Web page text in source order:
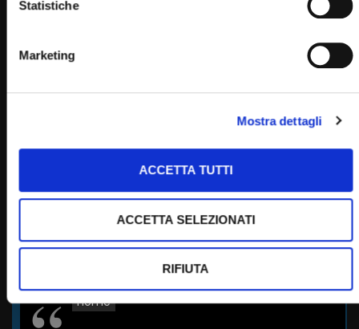
Statistiche
Marketing
Mostra dettagli
ACCETTA TUTTI
ACCETTA SELEZIONATI
RIFIUTA
sul digitale terrestre al canale 145,
su Tv Sat al canale 445,
su Sky al canale 852,
in streaming sul sito internet:
Home